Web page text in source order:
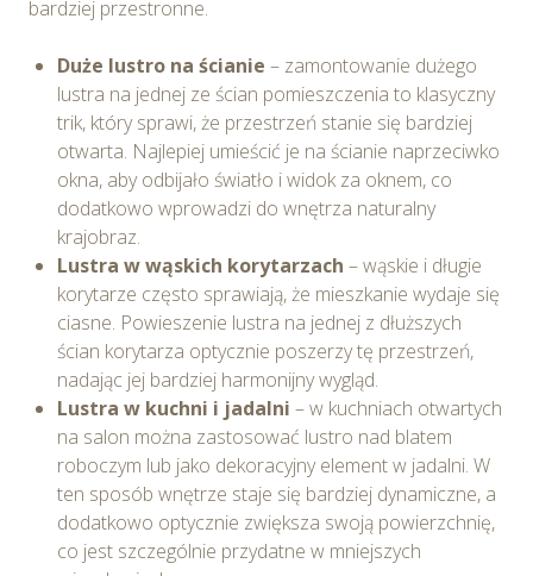
bardziej przestronne.
Duże lustro na ścianie – zamontowanie dużego
lustra na jednej ze ścian pomieszczenia to klasyczny
trik, który sprawi, że przestrzeń stanie się bardziej
otwarta. Najlepiej umieścić je na ścianie naprzeciwko
okna, aby odbijało światło i widok za oknem, co
dodatkowo wprowadzi do wnętrza naturalny
krajobraz.
Lustra w wąskich korytarzach – wąskie i długie
korytarze często sprawiają, że mieszkanie wydaje się
ciasne. Powieszenie lustra na jednej z dłuższych
ścian korytarza optycznie poszerzy tę przestrzeń,
nadając jej bardziej harmonijny wygląd.
Lustra w kuchni i jadalni – w kuchniach otwartych
na salon można zastosować lustro nad blatem
roboczym lub jako dekoracyjny element w jadalni. W
ten sposób wnętrze staje się bardziej dynamiczne, a
dodatkowo optycznie zwiększa swoją powierzchnię,
co jest szczególnie przydatne w mniejszych